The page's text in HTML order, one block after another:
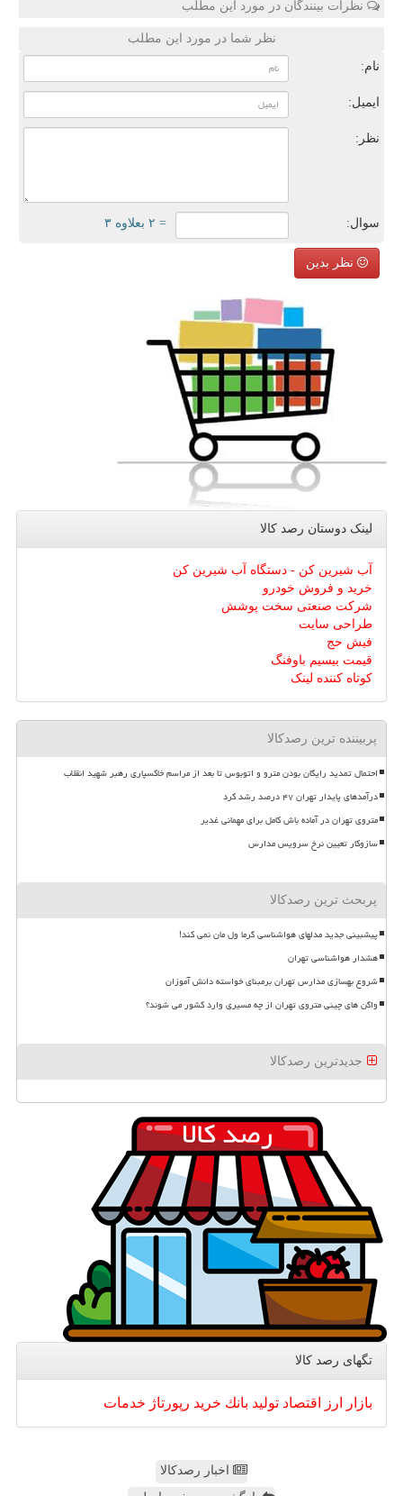
نظرات بینندگان در مورد این مطلب
نظر شما در مورد این مطلب
نام:
ایمیل:
نظر:
سوال: = ۲ بعلاوه ۳
نظر بدین
لینک دوستان رصد كالا
آب شیرین کن - دستگاه آب شیرین کن
خرید و فروش خودرو
شرکت صنعتی سخت پوشش
طراحی سایت
فیش حج
قیمت بیسیم باوفنگ
کوتاه کننده لینک
پربیننده ترین رصدکالا
احتمال تمدید رایگان بودن مترو و اتوبوس تا بعد از مراسم خاکسپاری رهبر شهید انقلاب
درآمدهای پایدار تهران ۴۷ درصد رشد کرد
متروی تهران در آماده باش کامل برای مهمانی غدیر
سازوکار تعیین نرخ سرویس مدارس
پربحث ترین رصدکالا
پیشبینی جدید مدلهای هواشناسی گرما ول مان نمی کند!
هشدار هواشناسی تهران
شروع بهسازی مدارس تهران برمبنای خواسته دانش آموزان
واگن های چینی متروی تهران از چه مسیری وارد کشور می شوند؟
جدیدترین رصدکالا
تگهای رصد كالا
بازار ارز اقتصاد تولید بانك خرید رپورتاژ خدمات
اخبار رصدکالا